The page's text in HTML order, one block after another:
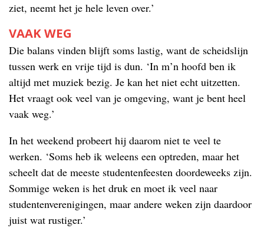
ziet, neemt het je hele leven over.’
VAAK WEG
Die balans vinden blijft soms lastig, want de scheidslijn
tussen werk en vrije tijd is dun. ‘In m’n hoofd ben ik
altijd met muziek bezig. Je kan het niet echt uitzetten.
Het vraagt ook veel van je omgeving, want je bent heel
vaak weg.’
In het weekend probeert hij daarom niet te veel te
werken. ‘Soms heb ik weleens een optreden, maar het
scheelt dat de meeste studentenfeesten doordeweeks zijn.
Sommige weken is het druk en moet ik veel naar
studentenverenigingen, maar andere weken zijn daardoor
juist wat rustiger.’